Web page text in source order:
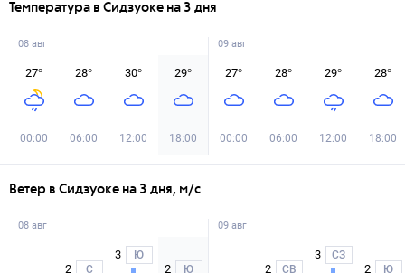
Температура в Сидзуоке на 3 дня
08 авг
27°
00:00
28°
06:00
30°
12:00
29°
18:00
09 авг
27°
00:00
28°
06:00
29°
12:00
28°
18:00
Ветер в Сидзуоке на 3 дня, м/с
08 авг
2 С
3 Ю
2 Ю
09 авг
2 СВ
3 СЗ
2 Ю